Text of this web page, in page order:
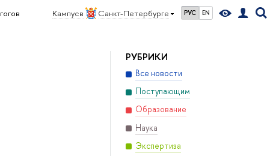
Кампус в Санкт-Петербурге РУС EN
РУБРИКИ
Все новости
Поступающим
Образование
Наука
Экспертиза